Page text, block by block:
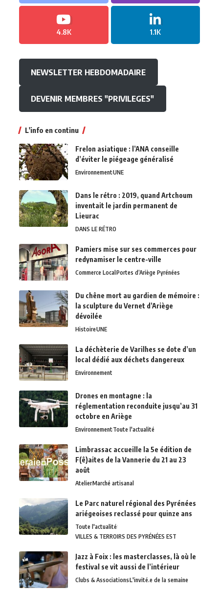
4.8K 1.1K
NEWSLETTER HEBDOMADAIRE
DEVENIR MEMBRES "PRIVILEGES"
L'info en continu
Frelon asiatique : l’ANA conseille
d’éviter le piégeage généralisé
EnvironnementUNE
Dans le rétro : 2019, quand Artchoum
inventait le jardin permanent de
Lieurac
DANS LE RÉTRO
Pamiers mise sur ses commerces pour
redynamiser le centre-ville
Commerce LocalPortes d’Ariège Pyrénées
Du chêne mort au gardien de mémoire :
la sculpture du Vernet d’Ariège
dévoilée
HistoireUNE
La déchèterie de Varilhes se dote d’un
local dédié aux déchets dangereux
Environnement
Drones en montagne : la
réglementation reconduite jusqu’au 31
octobre en Ariège
EnvironnementToute l'actualité
Limbrassac accueille la 5e édition de
F(ê)aites de la Vannerie du 21 au 23
août
AtelierMarché artisanal
Le Parc naturel régional des Pyrénées
ariégeoises reclassé pour quinze ans
Toute l'actualité
VILLES & TERROIRS DES PYRÉNÉES EST
Jazz à Foix : les masterclasses, là où le
festival se vit aussi de l’intérieur
Clubs & AssociationsL'invité.e de la semaine